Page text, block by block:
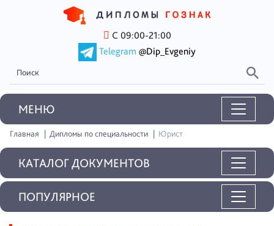
С 09:00-21:00
Telegram @Dip_Evgeniy
MEНЮ
Главная Дипломы по специальности Юрист
КАТАЛОГ ДОКУМЕНТОВ
ПОПУЛЯРНОЕ